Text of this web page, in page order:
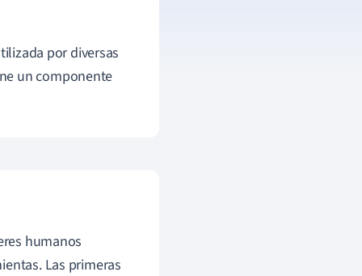
por diversas
un componente
humanos
Las primeras